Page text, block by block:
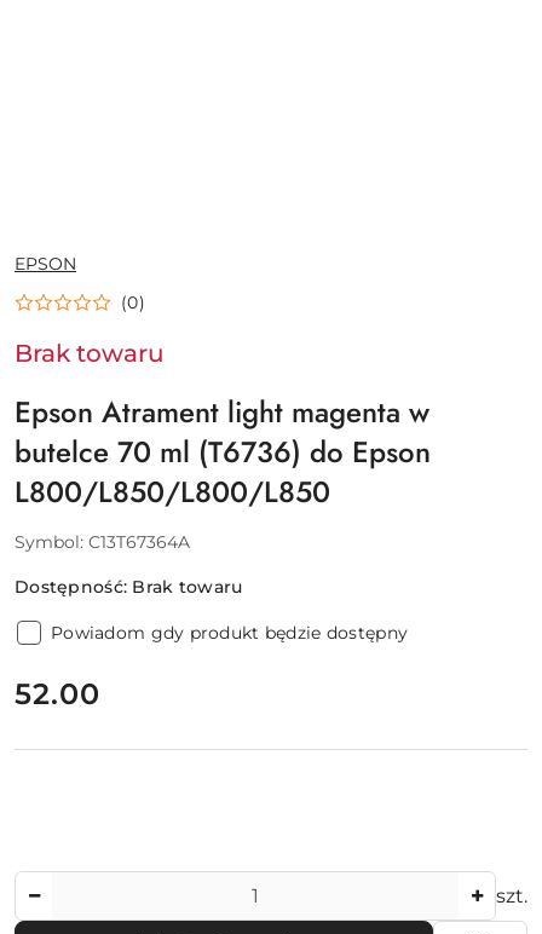
NAZWA
PRODUCENTA:
EPSON
(0)
Brak towaru
Epson Atrament light magenta w
butelce 70 ml (T6736) do Epson
L800/L850/L800/L850
Symbol: C13T67364A
Dostępność: Brak towaru
Powiadom gdy produkt będzie dostępny
cena:
52.00
szt.